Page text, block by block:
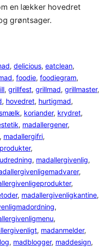
en lækker hovedret
grøntsager.
, delicious, eatclean
, foodie, foodiegram
, grillfest, grillmad, grillmaster
, hovedret, hurtigmad
, koriander, krydret
, madallergener
, madallergifri
, madallergivenlig
, madallergivenligkantine
, madanmelder
, madblogger, maddesign